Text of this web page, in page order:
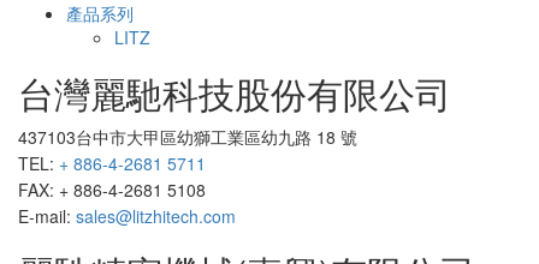
產品系列
LITZ
台灣麗馳科技股份有限公司
437103台中市大甲區幼獅工業區幼九路 18 號
TEL: + 886-4-2681 5711
FAX: + 886-4-2681 5108
E-mail: sales@litzhitech.com